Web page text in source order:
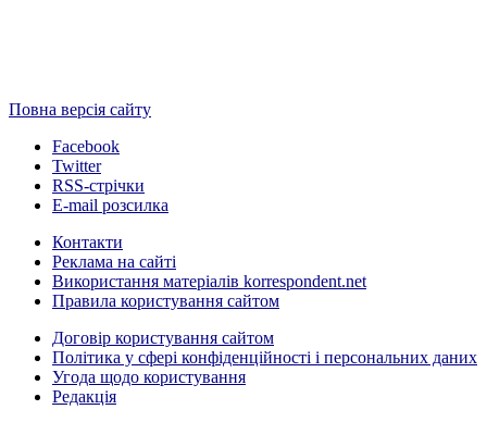
Повна версія сайту
Facebook
Twitter
RSS-стрічки
E-mail розсилка
Контакти
Реклама на сайті
Використання матеріалів korrespondent.net
Правила користування сайтом
Договір користування сайтом
Політика у сфері конфіденційності і персональних даних
Угода щодо користування
Редакція